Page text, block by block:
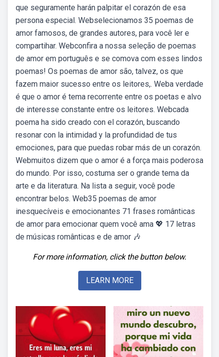
que seguramente harán palpitar el corazón de esa
persona especial. Webselecionamos 35 poemas de
amor famosos, de grandes autores, para você ler e
compartihar. Webconfira a nossa seleção de poemas
de amor em português e se comova com esses lindos
poemas! Os poemas de amor são, talvez, os que
fazem maior sucesso entre os leitores,. Weba verdade
é que o amor é tema recorrente entre os poetas e alvo
de interesse constante entre os leitores. Webcada
poema ha sido creado con el corazón, buscando
resonar con la intimidad y la profundidad de tus
emociones, para que puedas robar más de un corazón.
Webmuitos dizem que o amor é a força mais poderosa
do mundo. Por isso, costuma ser o grande tema da
arte e da literatura. Na lista a seguir, você pode
encontrar belos. Web35 poemas de amor
inesquecíveis e emocionantes 71 frases românticas
de amor para emocionar quem você ama 💖 17 letras
de músicas românticas e de amor 🎶 ️
For more information, click the button below.
LEARN MORE